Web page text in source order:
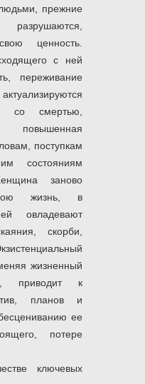
прежние
ценность.
с ней
переживание
со смертью,
поступкам
состояниям
заново
жизнь, в
овладевают
скорби,
жизненный
приводит к
планов и
ее
потере
ключевых